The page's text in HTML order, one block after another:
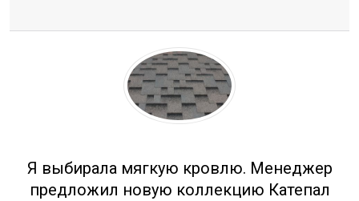
Я выбирала мягкую кровлю. Менеджер
предложил новую коллекцию Катепал